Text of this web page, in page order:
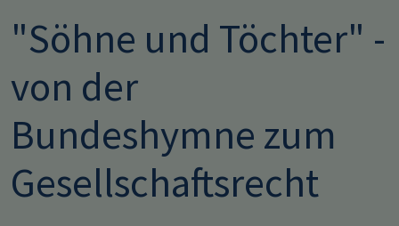
"Söhne und Töchter" -
von der
Bundeshymne zum
Gesellschaftsrecht